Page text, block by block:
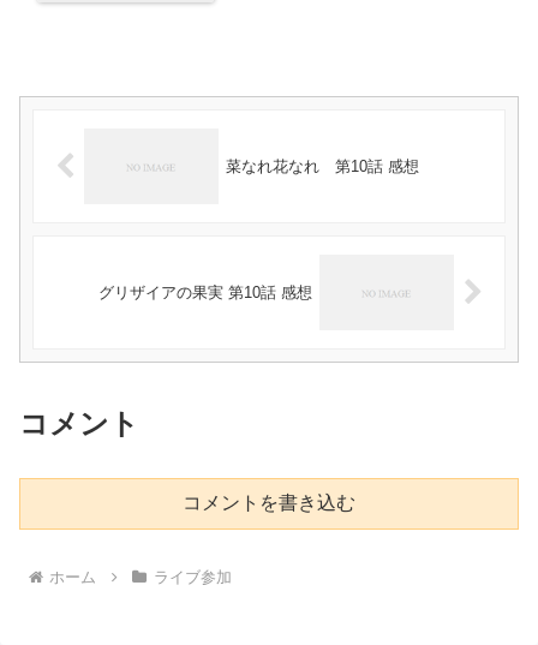
菜なれ花なれ 第10話 感想
グリザイアの果実 第10話 感想
コメント
コメントを書き込む
ホーム ライブ参加